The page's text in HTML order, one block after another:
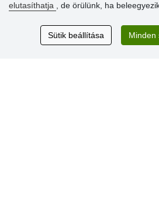
Vásárlók
értékelése
elutasíthatja
, de örülünk, ha
Sütik beállítása Minden